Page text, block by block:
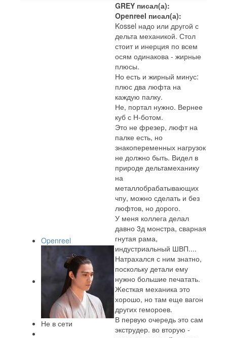
Openreel
Не в сети
GREY писал(а):
Openreel писал(а):
Kossel надо или другой с
дельта механикой. Стол
стоит и инерция по всем
осям одинакова - жирные
плюсы.
Но есть и жирный минус:
плюс два люфта на
каждую палку.
Не, портал нужно. Вернее
куб с Н-ботом.
Это не фрезер, люфт на
палке есть, но
знакопеременных нагрузок
не должно быть. Видел в
природе дельтамеханику
на
металлобрабатывающих
чпу, можно сделать и без
люфтов, но дорого.
У меня коллега делал
давно 3д монстра, сварная
гнутая рама,
индустриальный ШВП....
Натрахался с ним знатно,
поскольку детали ему
нужно большие печатать.
Жесткая механика это
хорошо, но там еще вагон
других гемороев.
В первую очередь это сам
экструдер. во вторую -